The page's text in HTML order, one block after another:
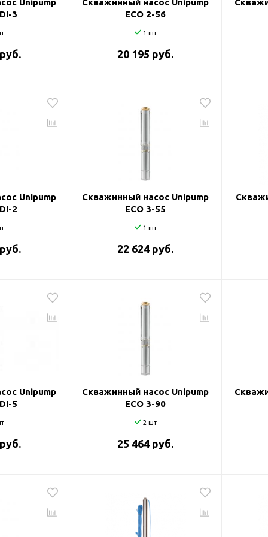
Unipump
3
Скважинный насос Unipump
ECO 2-56
1 шт
20 195 руб.
Unipump
2
Скважинный насос Unipump
ECO 3-55
1 шт
22 624 руб.
Unipump
5
Скважинный насос Unipump
ECO 3-90
2 шт
25 464 руб.